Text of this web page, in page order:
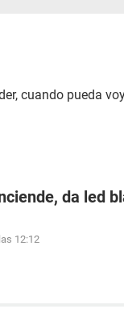
cuando pueda
da led
12:12